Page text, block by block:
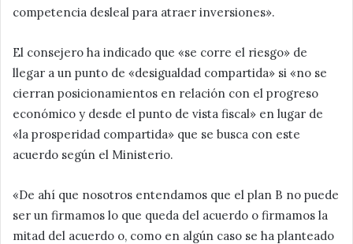
competencia desleal para atraer inversiones».
El consejero ha indicado que «se corre el riesgo» de
llegar a un punto de «desigualdad compartida» si «no se
cierran posicionamientos en relación con el progreso
económico y desde el punto de vista fiscal» en lugar de
«la prosperidad compartida» que se busca con este
acuerdo según el Ministerio.
«De ahí que nosotros entendamos que el plan B no puede
ser un firmamos lo que queda del acuerdo o firmamos la
mitad del acuerdo o, como en algún caso se ha planteado